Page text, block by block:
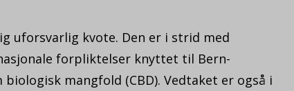
uforsvarlig kvote. Den er i strid med
forpliktelser knyttet til Bern-
mangfold (CBD). Vedtaket er også i